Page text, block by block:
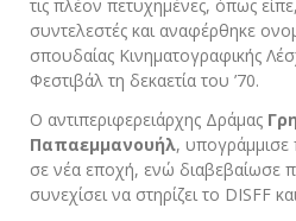
τις πλέον πετυχημένες, όπως
συντελεστές και αναφέρθηκε
σπουδαίας Κινηματογραφικής
Φεστιβάλ τη δεκαετία του ’70.
Ο αντιπεριφερειάρχης Δράμας
Παπαεμμανουήλ, υπογράμμισε
σε νέα εποχή, ενώ διαβεβαίωσε
συνεχίσει να στηρίζει το DISFF